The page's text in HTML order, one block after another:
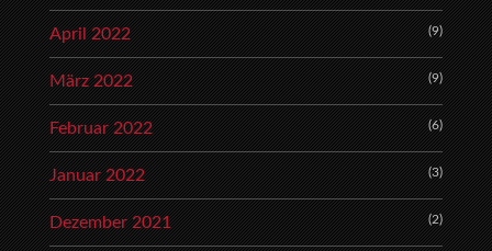
April 2022 (9)
März 2022 (9)
Februar 2022 (6)
Januar 2022 (3)
Dezember 2021 (2)